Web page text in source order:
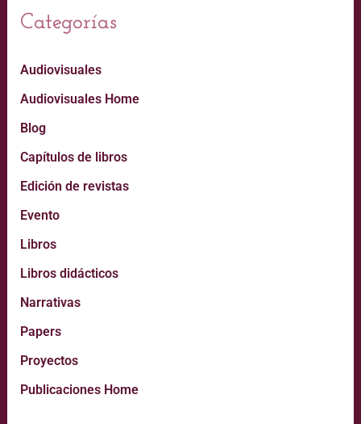
Categorías
Audiovisuales
Audiovisuales Home
Blog
Capítulos de libros
Edición de revistas
Evento
Libros
Libros didácticos
Narrativas
Papers
Proyectos
Publicaciones Home